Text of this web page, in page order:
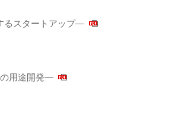
るスタートアップ―
の用途開発―